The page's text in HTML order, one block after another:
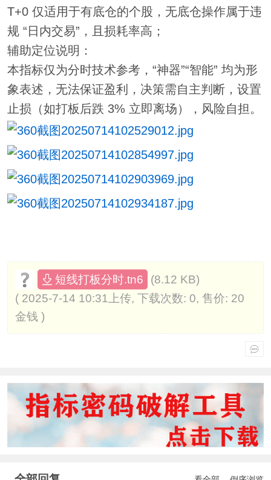
T+0 仅适用于有底仓的个股，无底仓操作属于违
规 “日内交易”，且损耗率高；
辅助定位说明：
本指标仅为分时技术参考，“神器”“智能” 均为形
象表述，无法保证盈利，决策需自主判断，设置
止损（如打板后跌 3% 立即离场），风险自担。
短线打板分时.tn6
(8.12 KB)
( 2025-7-14 10:31上传, 下载次数: 0, 售价: 20
金钱 )